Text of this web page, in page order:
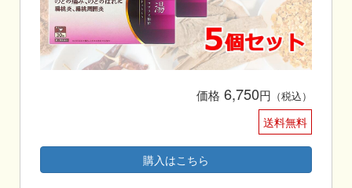
価格 6,750円 （税込）
送料無料
購入はこちら